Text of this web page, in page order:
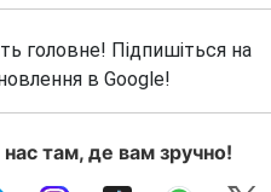
головне! Підпишіться на
в Google!
там, де вам зручно!